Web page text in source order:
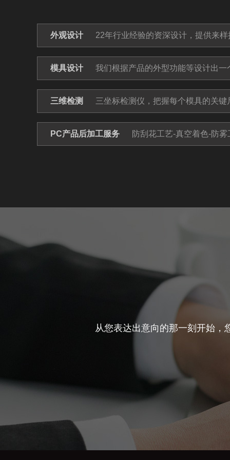
外观设计 22年行业经验的资深设计，提供来
模具设计 我们根据产品的外型功能等设计出
三维检测 三坐标检测仪，把握每个模具的关键
PC产品后加工服务 防刮花工艺-真空着色-防
从您表达出意向的那一刻开始，